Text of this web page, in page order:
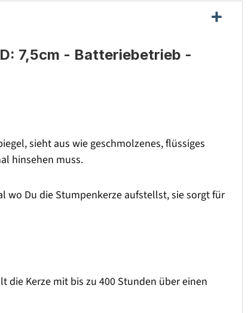
7,5cm - Batteriebetrieb -
sieht aus wie geschmolzenes, flüssiges
hinsehen muss.
wo Du die Stumpenkerze aufstellst, sie sorgt für
Kerze mit bis zu 400 Stunden über einen